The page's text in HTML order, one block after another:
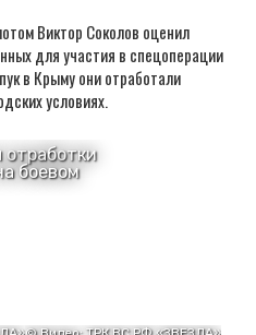
Виктор Соколов оценил
для участия в спецоперации
в Крыму они отработали
условиях.